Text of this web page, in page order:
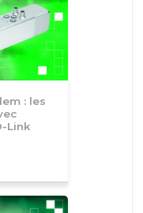
: les
Link